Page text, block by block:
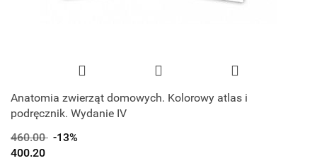
Anatomia zwierząt domowych. Kolorowy atlas i
podręcznik. Wydanie IV
460.00 -13%
400.20